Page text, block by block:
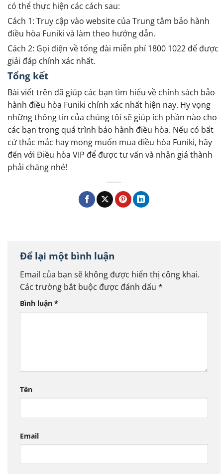
có thể thực hiện các cách sau:
Cách 1: Truy cập vào website của Trung tâm bảo hành
điều hòa Funiki và làm theo hướng dẫn.
Cách 2: Gọi điện về tổng đài miễn phí 1800 1022 để được
giải đáp chính xác nhất.
Tổng kết
Bài viết trên đã giúp các bạn tìm hiểu về chính sách bảo
hành điều hòa Funiki chính xác nhất hiện nay. Hy vọng
những thông tin của chúng tôi sẽ giúp ích phần nào cho
các bạn trong quá trình bảo hành điều hòa. Nếu có bất
cứ thắc mắc hay mong muốn mua điều hòa Funiki, hãy
đến với Điều hòa VIP để được tư vấn và nhận giá thành
phải chăng nhé!
Để lại một bình luận
Email của bạn sẽ không được hiển thị công khai.
Các trường bắt buộc được đánh dấu *
Bình luận *
Tên
Email